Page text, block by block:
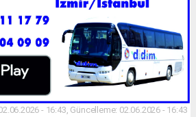
- 16:43, Güncelleme: 02.06.2026 - 16:43